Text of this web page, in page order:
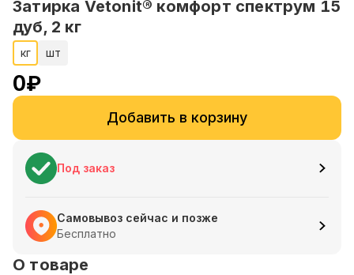
Затирка Vetonit® комфорт спектрум 15
дуб, 2 кг
кг шт
0₽
Добавить в корзину
Под заказ
Самовывоз сейчас и позже
Бесплатно
О товаре